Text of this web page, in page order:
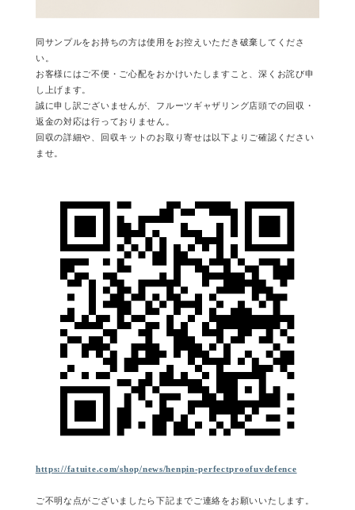
同サンプルをお持ちの方は使用をお控えいただき破棄してくださ
い。
お客様にはご不便・ご心配をおかけいたしますこと、深くお詫び申
し上げます。
誠に申し訳ございませんが、フルーツギャザリング店頭での回収・
返金の対応は行っておりません。
回収の詳細や、回収キットのお取り寄せは以下よりご確認ください
ませ。
https://fatuite.com/shop/news/henpin-perfectproofuvdefence
ご不明な点がございましたら下記までご連絡をお願いいたします。